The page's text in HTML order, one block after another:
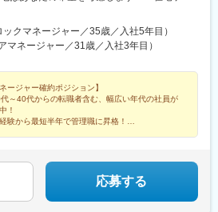
ン☆引越し手当支給・家賃無料の借り上げ
国・東北・関西・岐阜・長野で強化募集
ェネラルマネージャーと相談の上決定《養
京、神奈川、埼玉※所在地はHP記載【2／地
】☆地元採用・転勤なしOK☆別事業へのキ
昇格可能◆勤務地はページ下部『勤務地一
湘南・川越・香川・川崎・江戸川・徳島・
ープン！＝施設ケア事業＝【転勤なしOK／
馬、埼玉、東京、神奈川■甲信越・北陸／新
静岡、愛知■中国・四国／岡山、広島■九
☆養成期間は最寄り施設勤務
クマネージャー／35歳／入社5年目）
マネージャー／31歳／入社3年目）
ネージャー確約ポジション】
～40代からの転職者含む、幅広い年代の社員が
！
験から最短半年で管理職に昇格！
なあなたを、私たちは歓迎します。
応募する